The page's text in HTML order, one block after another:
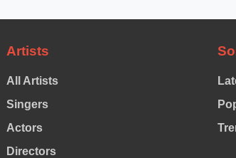
Artists
All Artists
Singers
Actors
Directors